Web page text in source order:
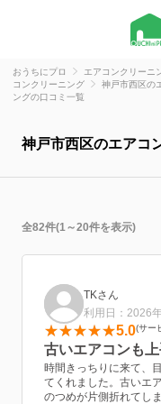
おうちにプロ エアコンクリーニ
コンクリーニング
神戸市西区の
ングの口コミ一覧
神戸市西区のエアコ
全82件(1～20件を表示)
TKさん
利用日：2026
5.0 サー
古いエアコンも
時間きっちりに来て、
てくれました。古いエ
のつめが片側折れてし